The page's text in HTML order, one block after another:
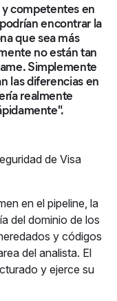
competentes en
encontrar la
que sea más
no están tan
Simplemente
las diferencias en
realmente
de Visa
en el pipeline, la
del dominio de los
y códigos
del analista. El
y ejerce su